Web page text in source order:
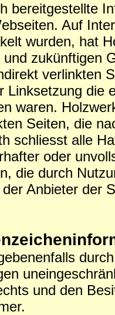
bereitgestellte
Auf
wurden, hat
zukünftigen
verlinkten
Linksetzung die
waren.
Seiten, die
schliesst alle
oder
die durch
Anbieter der
und den